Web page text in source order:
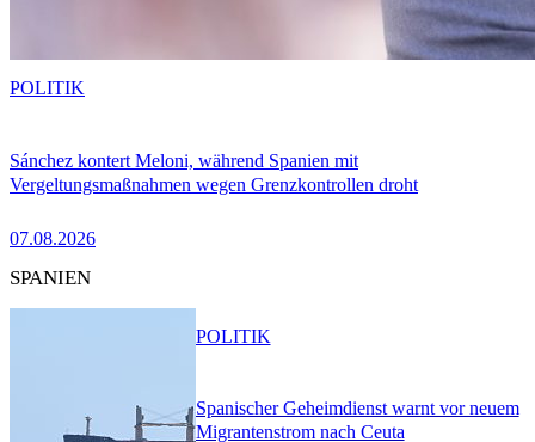
Sánchez kontert Meloni, während Spanien mit
Vergeltungsmaßnahmen wegen Grenzkontrollen droht
07.08.2026
POLITIK
SPANIEN
Spanischer Geheimdienst warnt vor neuem
Migrantenstrom nach Ceuta
POLITIK